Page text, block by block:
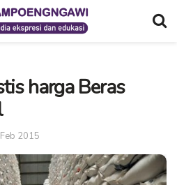
harga Beras
2015